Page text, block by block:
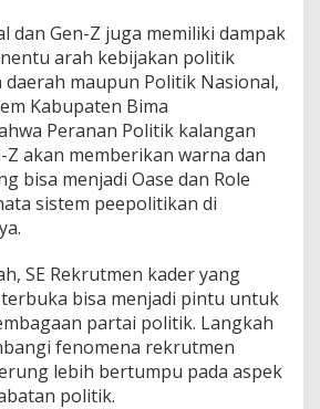
dan Gen-Z juga memiliki dampak
arah kebijakan politik
maupun Politik Nasional,
Kabupaten Bima
Peranan Politik kalangan
Z akan memberikan warna dan
bisa menjadi Oase dan Role
sistem peepolitikan di
SE Rekrutmen kader yang
bisa menjadi pintu untuk
partai politik. Langkah
fenomena rekrutmen
lebih bertumpu pada aspek
politik.